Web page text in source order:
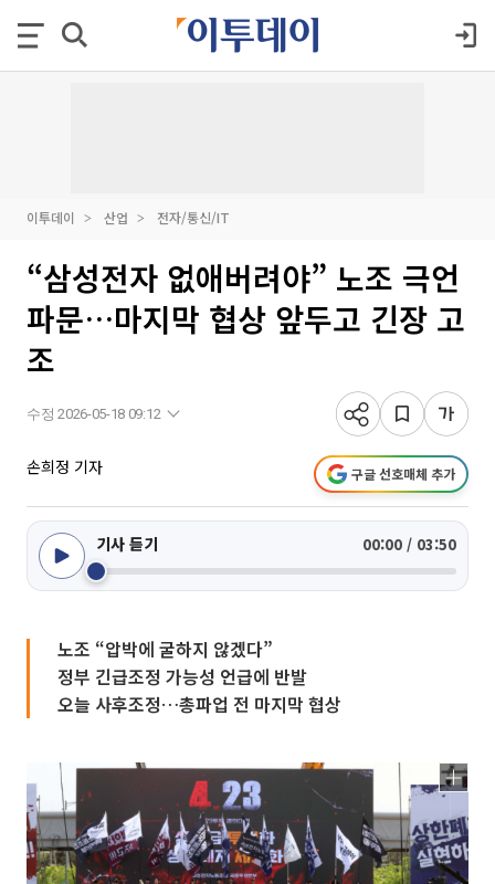
이투데이 산업 전자/통신/IT
“삼성전자 없애버려야” 노조 극언
파문…마지막 협상 앞두고 긴장 고
조
수정 2026-05-18 09:12
손희정 기자 구글 선호매체 추가
기사 듣기 00:00 / 03:50
노조 “압박에 굴하지 않겠다”
정부 긴급조정 가능성 언급에 반발
오늘 사후조정…총파업 전 마지막 협상